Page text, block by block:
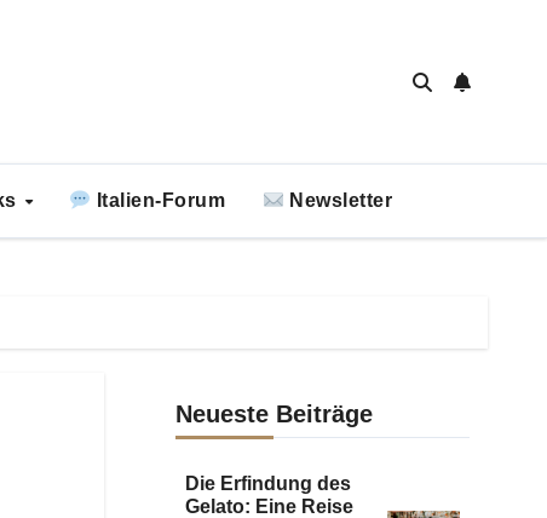
Italien-Forum Newsletter
Neueste Beiträge
Die Erfindung des
Gelato: Eine Reise